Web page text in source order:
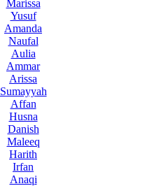
Marissa
Yusuf
Amanda
Naufal
Aulia
Ammar
Arissa
Sumayyah
Affan
Husna
Danish
Maleeq
Harith
Irfan
Anaqi